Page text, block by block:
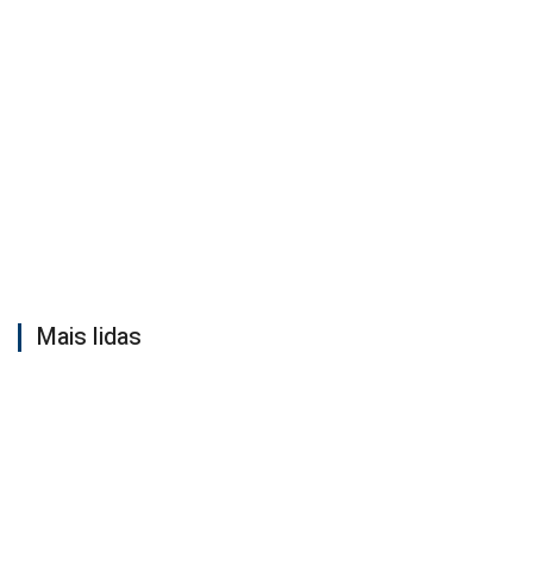
Mais lidas